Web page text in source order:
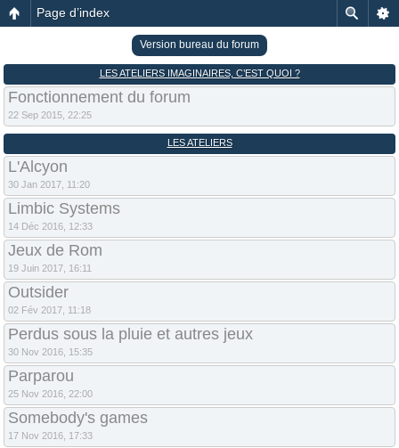
Page d’index
Version bureau du forum
LES ATELIERS IMAGINAIRES, C’EST QUOI ?
Fonctionnement du forum
22 Sep 2015, 22:25
LES ATELIERS
L'Alcyon
30 Jan 2017, 11:20
Limbic Systems
14 Déc 2016, 12:33
Jeux de Rom
19 Juin 2017, 16:11
Outsider
02 Fév 2017, 11:18
Perdus sous la pluie et autres jeux
30 Nov 2016, 15:35
Parparou
25 Nov 2016, 22:00
Somebody's games
17 Nov 2016, 17:33